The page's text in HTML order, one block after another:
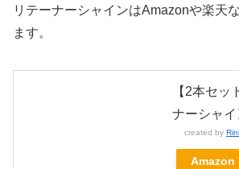
リテーナーシャインはAmazonや楽天
ます。
【2本セッ
ナーシャ
created by
Amazon